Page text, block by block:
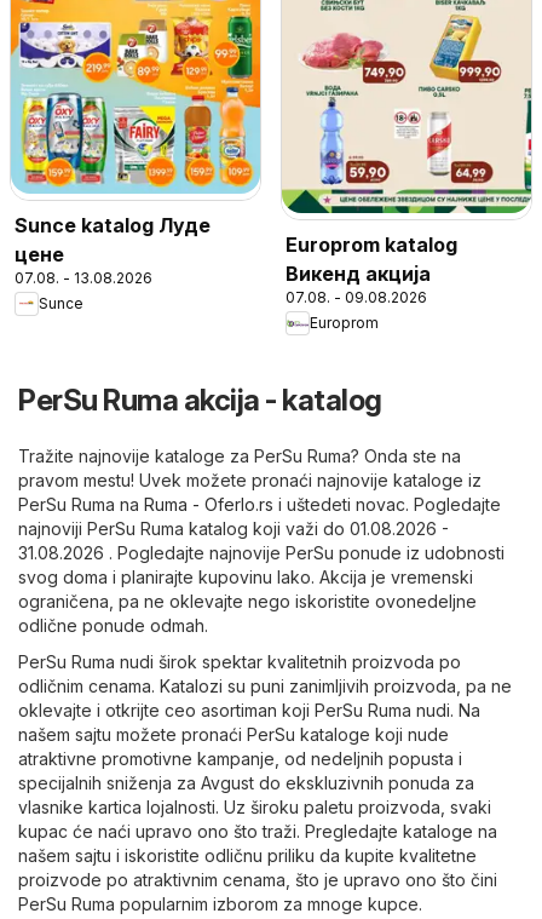
Sunce katalog Луде
цене
07.08. - 13.08.2026
Sunce
Europrom katalog
Викенд акција
07.08. - 09.08.2026
Europrom
PerSu Ruma akcija - katalog
Tražite najnovije kataloge za PerSu Ruma? Onda ste na
pravom mestu! Uvek možete pronaći najnovije kataloge iz
PerSu Ruma na Ruma - Oferlo.rs i uštedeti novac. Pogledajte
najnoviji PerSu Ruma katalog koji važi do 01.08.2026 -
31.08.2026 . Pogledajte najnovije PerSu ponude iz udobnosti
svog doma i planirajte kupovinu lako. Akcija je vremenski
ograničena, pa ne oklevajte nego iskoristite ovonedeljne
odlične ponude odmah.
PerSu Ruma nudi širok spektar kvalitetnih proizvoda po
odličnim cenama. Katalozi su puni zanimljivih proizvoda, pa ne
oklevajte i otkrijte ceo asortiman koji PerSu Ruma nudi. Na
našem sajtu možete pronaći PerSu kataloge koji nude
atraktivne promotivne kampanje, od nedeljnih popusta i
specijalnih sniženja za Avgust do ekskluzivnih ponuda za
vlasnike kartica lojalnosti. Uz široku paletu proizvoda, svaki
kupac će naći upravo ono što traži. Pregledajte kataloge na
našem sajtu i iskoristite odličnu priliku da kupite kvalitetne
proizvode po atraktivnim cenama, što je upravo ono što čini
PerSu Ruma popularnim izborom za mnoge kupce.